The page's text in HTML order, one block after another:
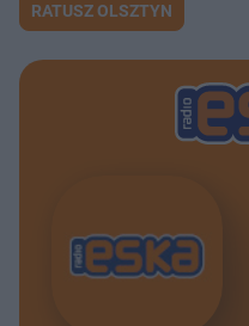
RATUSZ OLSZTYN